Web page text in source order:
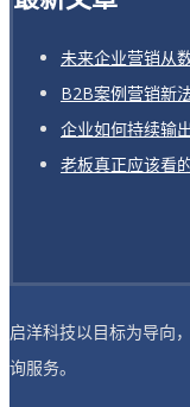
未来企业营销从
B2B案例营销新
企业如何持续输
老板真正应该看
启洋科技以目标为导向
询服务。